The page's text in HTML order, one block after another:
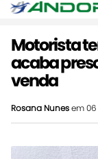
Motorista
acaba
venda
Rosana Nunesem